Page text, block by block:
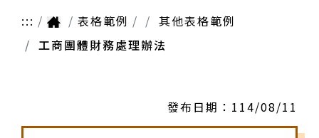
::: 表格範例
其他表格範例
工商團體財務處理辦法
發布日期： 114/08/11